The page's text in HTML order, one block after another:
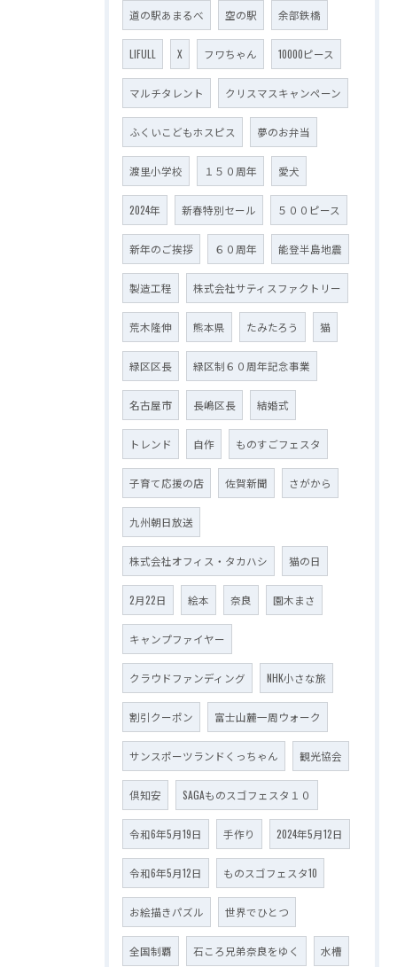
道の駅あまるべ 空の駅 余部鉄橋
LIFULL X フワちゃん 10000ピース
マルチタレント クリスマスキャンペーン
ふくいこどもホスピス 夢のお弁当
渡里小学校 １５０周年 愛犬
2024年 新春特別セール ５００ピース
新年のご挨拶 ６０周年 能登半島地震
製造工程 株式会社サティスファクトリー
荒木隆伸 熊本県 たみたろう 猫
緑区区長 緑区制６０周年記念事業
名古屋市 長嶋区長 結婚式
トレンド 自作 ものすごフェスタ
子育て応援の店 佐賀新聞 さがから
九州朝日放送
株式会社オフィス・タカハシ 猫の日
2月22日 絵本 奈良 園木まさ
キャンプファイヤー
クラウドファンディング NHK小さな旅
割引クーポン 富士山麓一周ウォーク
サンスポーツランドくっちゃん 観光協会
倶知安 SAGAものスゴフェスタ１０
令和6年5月19日 手作り 2024年5月12日
令和6年5月12日 ものスゴフェスタ10
お絵描きパズル 世界でひとつ
全国制覇 石ころ兄弟奈良をゆく 水槽